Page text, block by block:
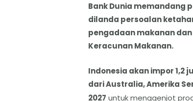
Bank Dunia memandang
dilanda persoalan
pengadaan makanan
Keracunan Makanan.
Indonesia akan impor 1,2
dari Australia, Amerika
2027 untuk menggenjot